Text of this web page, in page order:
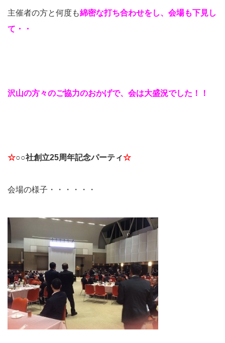
主催者の方と何度も綿密な打ち合わせをし、会場も下見し
て・・
沢山の方々のご協力のおかげで、会は大盛況でした！！
☆○○社創立25周年記念パーティ☆
会場の様子・・・・・・